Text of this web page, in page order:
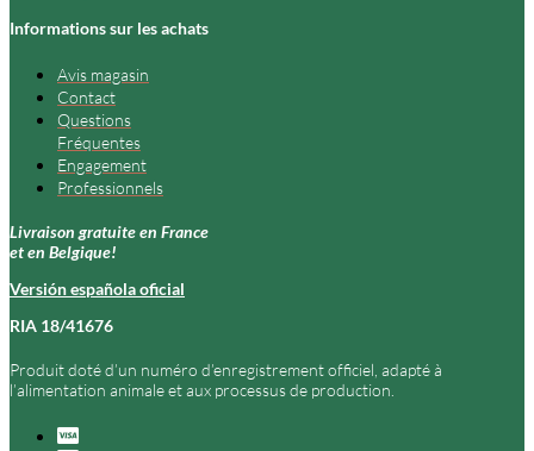
Informations sur les achats
Avis magasin
Contact
Questions
Fréquentes
Engagement
Professionnels
Livraison gratuite en France
et en Belgique!
Versión española oficial
RIA 18/41676
Produit doté d’un numéro d’enregistrement officiel, adapté à
l’alimentation animale et aux processus de production.